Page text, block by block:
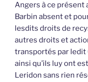
Angers à ce
Barbin absent et
lesdits droits de
autres droits et
transportés par
ainsi qu’ils luy ont
Leridon sans rien